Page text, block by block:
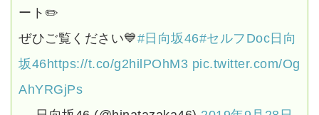
ート✏️
ぜひご覧ください💙#日向坂46#セルフDoc日向
坂46https://t.co/g2hilPOhM3 pic.twitter.com/Og
AhYRGjPs